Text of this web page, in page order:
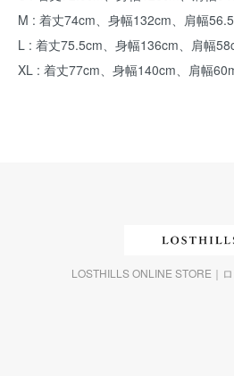
M : 着丈74cm、身幅132cm、肩幅
L : 着丈75.5cm、身幅136cm、肩幅
XL : 着丈77cm、身幅140cm、肩幅
LOSTHILLS ONLINE STORE｜